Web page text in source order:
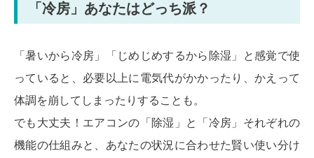
「冷房」あなたはどっち派？
「暑いから冷房」「じめじめするから除湿」と感覚で使
っていると、必要以上に電気代がかかったり、かえって
体調を崩してしまったりすることも。
でも大丈夫！エアコンの「除湿」と「冷房」それぞれの
機能の仕組みと、あなたの状況に合わせた賢い使い分け